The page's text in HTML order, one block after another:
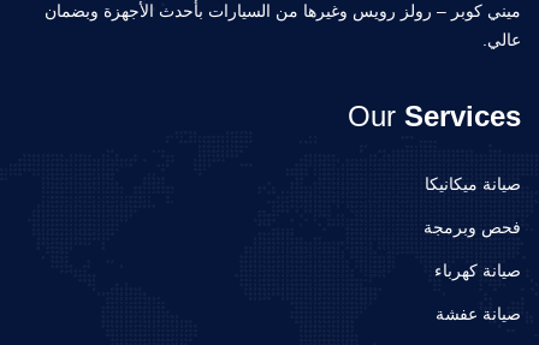
ميني كوبر – رولز رويس وغيرها من السيارات بأحدث الأجهزة وبضمان
عالي.
Our Services
صيانة ميكانيكا
فحص وبرمجة
صيانة كهرباء
صيانة عفشة